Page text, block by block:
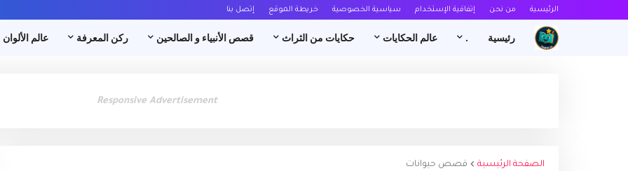
الرئيسية من نحن إتفاقية الإستخدام سياسية الخصوصية خريطة الموقع إتصل بنا
رئيسية . عالم الحكايات حكايات من الثراث قصص الأنبياء و الصالحين ركن المعرفة عالم الألوان
Responsive Advertisement
الصفحة الرئيسية قصص حيوانات